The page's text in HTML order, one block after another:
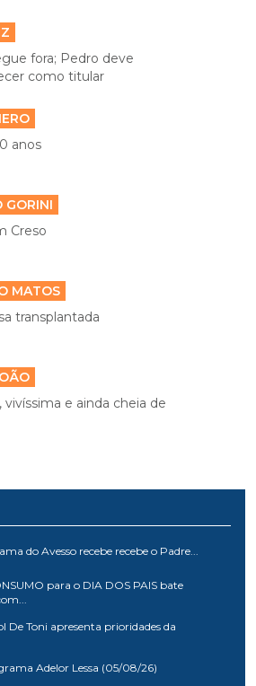
fora; Pedro deve
como titular
anos
GORINI
Creso
MATOS
transplantada
vivíssima e ainda cheia de
do Avesso recebe recebe o Padre...
para o DIA DOS PAIS bate
De Toni apresenta prioridades da
Adelor Lessa (05/08/26)